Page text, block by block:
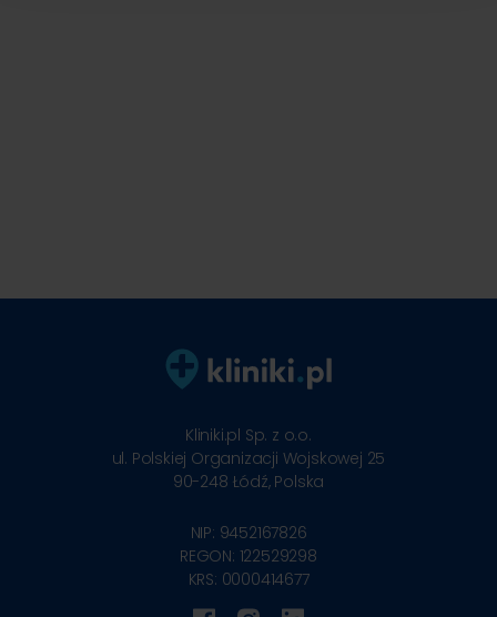
Kliniki.pl Sp. z o.o.
ul. Polskiej Organizacji Wojskowej 25
90-248 Łódź, Polska
NIP: 9452167826
REGON: 122529298
KRS: 0000414677